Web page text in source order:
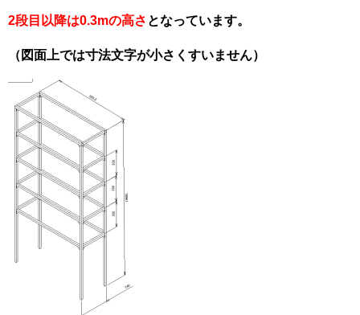
2段目以降は0.3mの高さ となっています。
（図面上では寸法文字が小さくすいません）